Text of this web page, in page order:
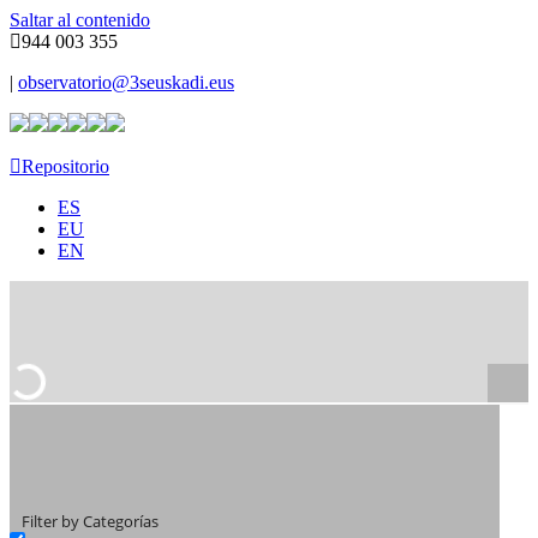
Saltar al contenido
944 003 355
| observatorio@3seuskadi.eus
Repositorio
ES
EU
EN
Filter by Categorías